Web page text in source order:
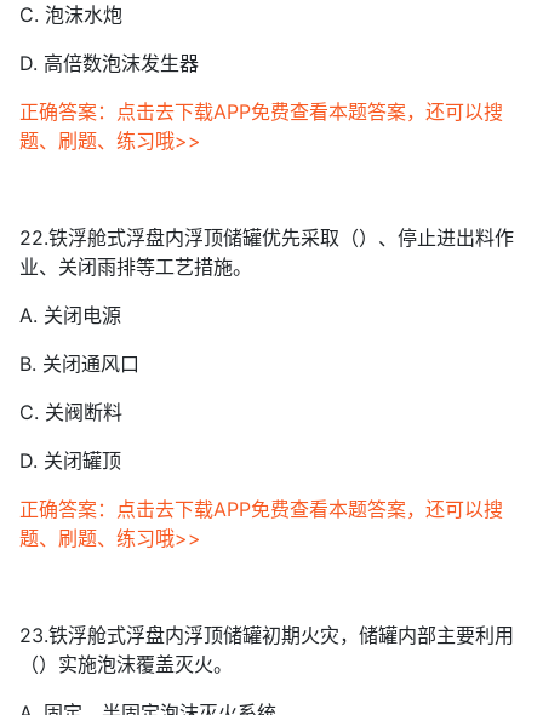
C. 泡沫水炮
D. 高倍数泡沫发生器
正确答案：点击去下载APP免费查看本题答案，还可以搜
题、刷题、练习哦>>
22.铁浮舱式浮盘内浮顶储罐优先采取（）、停止进出料作
业、关闭雨排等工艺措施。
A. 关闭电源
B. 关闭通风口
C. 关阀断料
D. 关闭罐顶
正确答案：点击去下载APP免费查看本题答案，还可以搜
题、刷题、练习哦>>
23.铁浮舱式浮盘内浮顶储罐初期火灾，储罐内部主要利用
（）实施泡沫覆盖灭火。